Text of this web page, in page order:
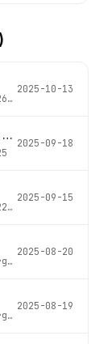
2025-10-13
AFM Industrie- und Gebäudereinigung Dienstleistungsservice Meisterbetrieb GmbH
2025-09-18
2025-09-15
· Az.
2025-08-20
· Az.
2025-08-19